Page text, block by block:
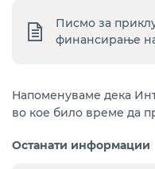
Писмо за
финансирање
Напоменуваме дека
во кое било време да
Останати информации